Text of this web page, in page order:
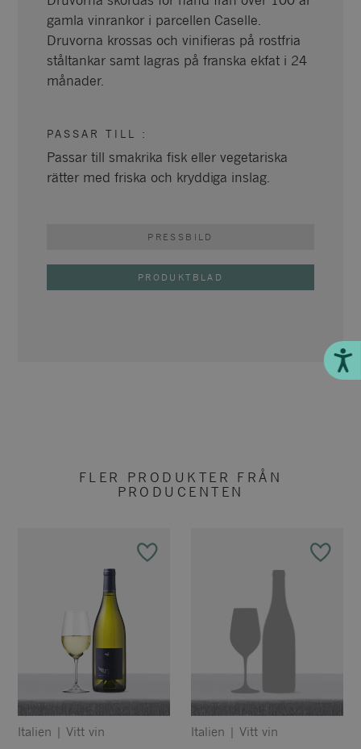
gamla vinrankor i parcellen Caselle.
Druvorna krossas och vinifieras på rostfria
ståltankar samt lagras på franska ekfat i 24
månader.
PASSAR TILL :
Passar till smakrika fisk eller vegetariska
rätter med friska och kryddiga inslag.
PRESSBILD
PRODUKTBLAD
FLER PRODUKTER FRÅN
PRODUCENTEN
Italien |Vitt vin Italien |Vitt vin